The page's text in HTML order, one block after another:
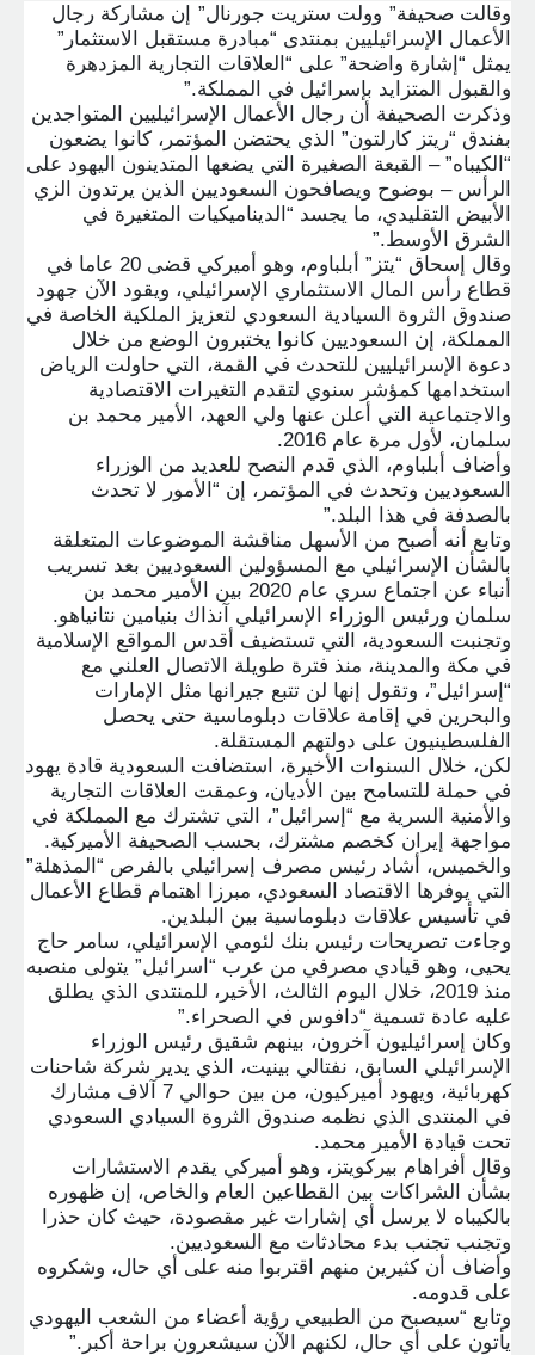
وقالت صحيفة” وولت ستريت جورنال” إن مشاركة رجال
الأعمال الإسرائيليين بمنتدى “مبادرة مستقبل الاستثمار”
يمثل “إشارة واضحة” على “العلاقات التجارية المزدهرة
والقبول المتزايد بإسرائيل في المملكة”.
وذكرت الصحيفة أن رجال الأعمال الإسرائيليين المتواجدين
بفندق “ريتز كارلتون” الذي يحتضن المؤتمر، كانوا يضعون
“الكيباه” – القبعة الصغيرة التي يضعها المتدينون اليهود على
الرأس – بوضوح ويصافحون السعوديين الذين يرتدون الزي
الأبيض التقليدي، ما يجسد “الديناميكيات المتغيرة في
الشرق الأوسط”.
وقال إسحاق “يتز” أبلباوم، وهو أميركي قضى 20 عاما في
قطاع رأس المال الاستثماري الإسرائيلي، ويقود الآن جهود
صندوق الثروة السيادية السعودي لتعزيز الملكية الخاصة في
المملكة، إن السعوديين كانوا يختبرون الوضع من خلال
دعوة الإسرائيليين للتحدث في القمة، التي حاولت الرياض
استخدامها كمؤشر سنوي لتقدم التغيرات الاقتصادية
والاجتماعية التي أعلن عنها ولي العهد، الأمير محمد بن
سلمان، لأول مرة عام 2016
.
وأضاف أبلباوم، الذي قدم النصح للعديد من الوزراء
السعوديين وتحدث في المؤتمر، إن “الأمور لا تحدث
بالصدفة في هذا البلد”.
وتابع أنه أصبح من الأسهل مناقشة الموضوعات المتعلقة
بالشأن الإسرائيلي مع المسؤولين السعوديين بعد تسريب
أنباء عن اجتماع سري عام 2020 بين الأمير محمد بن
سلمان ورئيس الوزراء الإسرائيلي آنذاك بنيامين نتانياهو.
وتجنبت السعودية، التي تستضيف أقدس المواقع الإسلامية
في مكة والمدينة، منذ فترة طويلة الاتصال العلني مع
“إسرائيل”، وتقول إنها لن تتبع جيرانها مثل الإمارات
والبحرين في إقامة علاقات دبلوماسية حتى يحصل
الفلسطينيون على دولتهم المستقلة.
لكن، خلال السنوات الأخيرة، استضافت السعودية قادة يهود
في حملة للتسامح بين الأديان، وعمقت العلاقات التجارية
والأمنية السرية مع “إسرائيل”، التي تشترك مع المملكة في
مواجهة إيران كخصم مشترك، بحسب الصحيفة الأميركية.
والخميس، أشاد رئيس مصرف إسرائيلي بالفرص “المذهلة”
التي يوفرها الاقتصاد السعودي، مبرزا اهتمام قطاع الأعمال
في تأسيس علاقات دبلوماسية بين البلدين.
وجاءت تصريحات رئيس بنك لئومي الإسرائيلي، سامر حاج
يحيى، وهو قيادي مصرفي من عرب “اسرائيل” يتولى منصبه
منذ 2019، خلال اليوم الثالث، الأخير، للمنتدى الذي يطلق
عليه عادة تسمية “دافوس في الصحراء”.
وكان إسرائيليون آخرون، بينهم شقيق رئيس الوزراء
الإسرائيلي السابق، نفتالي بينيت، الذي يدير شركة شاحنات
كهربائية، ويهود أميركيون، من بين حوالي 7 آلاف مشارك
في المنتدى الذي نظمه صندوق الثروة السيادي السعودي
تحت قيادة الأمير محمد.
وقال أفراهام بيركويتز، وهو أميركي يقدم الاستشارات
بشأن الشراكات بين القطاعين العام والخاص، إن ظهوره
بالكيباه لا يرسل أي إشارات غير مقصودة، حيث كان حذرا
وتجنب تجنب بدء محادثات مع السعوديين.
وأضاف أن كثيرين منهم اقتربوا منه على أي حال، وشكروه
على قدومه.
وتابع “سيصبح من الطبيعي رؤية أعضاء من الشعب اليهودي
يأتون على أي حال، لكنهم الآن سيشعرون براحة أكبر ”.